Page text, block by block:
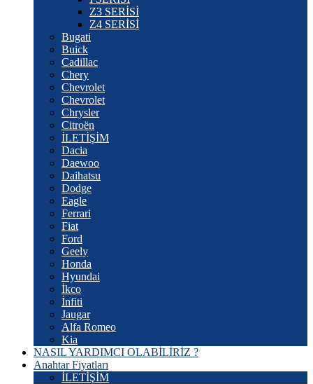
Z3 SERİSİ
Z4 SERİSİ
Bugati
Buick
Cadillac
Chery
Chevrolet
Chevrolet
Chrysler
Citroën
İLETİŞİM
Dacia
Daewoo
Daihatsu
Dodge
Eagle
Ferrari
Fiat
Ford
Geely
Honda
Hyundai
İkco
İnfiti
Jaugar
Alfa Romeo
Kia
NASIL YARDIMCI OLABİLİRİZ ?
Anahtar Fiyatları
İLETİŞİM